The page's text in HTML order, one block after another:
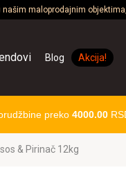
maloprodajnim
Blog Akcija!
preko 4000.00
& Pirinač 12kg